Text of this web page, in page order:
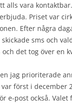
alls vara
Priset var
Efter några
sms och
det tog över en
jag prioriterade
först i december
e-post också. Valet